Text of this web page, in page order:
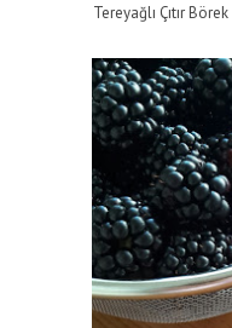
Tereyağlı Çıtır